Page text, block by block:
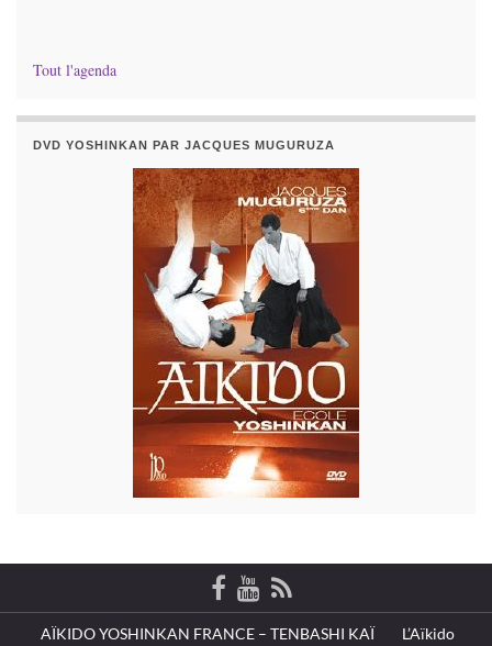
Tout l'agenda
DVD YOSHINKAN PAR JACQUES MUGURUZA
AÏKIDO YOSHINKAN FRANCE – TENBASHI KAÏ L’Aïkido